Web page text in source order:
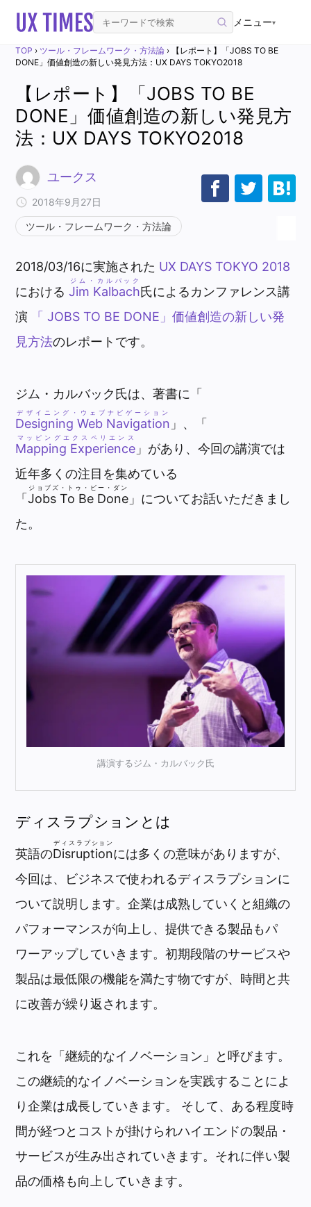
メニュー▾
TOP › ツール・フレームワーク・方法論 ›
【レポート】「JOBS TO BE
DONE」価値創造の新しい発見方法：UX DAYS TOKYO2018
【レポート】「JOBS TO BE
DONE」価値創造の新しい発見方
法：UX DAYS TOKYO2018
ユークス
2018年9月27日
ツール・フレームワーク・方法論
2018/03/16に実施された UX DAYS TOKYO 2018
におけるJim Kalbach
ジム・カルバック
氏によるカンファレンス講
演
「 JOBS TO BE DONE」価値創造の新しい発
見方法のレポートです。
ジム・カルバック氏は、著書に「
Designing Web Navigation
デザイニング・ウェブナビゲーション
」、「
Mapping Experience
マッピングエクスペリエンス
」があり、今回の講演では
近年多くの注目を集めている
「Jobs To Be Done
ジョブズ・トゥ・ビー・ダン
」についてお話いただきまし
た。
講演するジム・カルバック氏
ディスラプションとは
英語のDisruption
ディスラプション
には多くの意味がありますが、
今回は、ビジネスで使われるディスラプションに
ついて説明します。企業は成熟していくと組織の
パフォーマンスが向上し、提供できる製品もパ
ワーアップしていきます。初期段階のサービスや
製品は最低限の機能を満たす物ですが、時間と共
に改善が繰り返されます。
これを「継続的なイノベーション」と呼びます。
この継続的なイノベーションを実践することによ
り企業は成長していきます。 そして、ある程度時
間が経つとコストが掛けられハイエンドの製品・
サービスが生み出されていきます。それに伴い製
品の価格も向上していきます。